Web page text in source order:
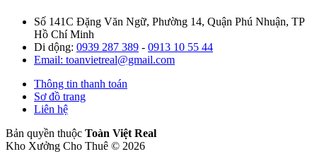
Số 141C Đặng Văn Ngữ, Phường 14, Quận Phú Nhuận, TP
Hồ Chí Minh
Di dộng: 0939 287 389 - 0913 10 55 44
Email: toanvietreal@gmail.com
Thông tin thanh toán
Sơ đồ trang
Liên hệ
Bản quyền thuộc Toàn Việt Real
Kho Xưởng Cho Thuê © 2026